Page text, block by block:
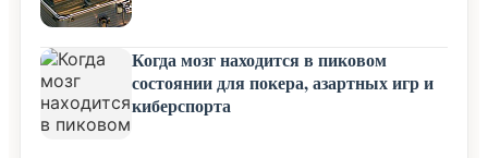
Когда мозг находится в пиковом
состоянии для покера, азартных игр и
киберспорта